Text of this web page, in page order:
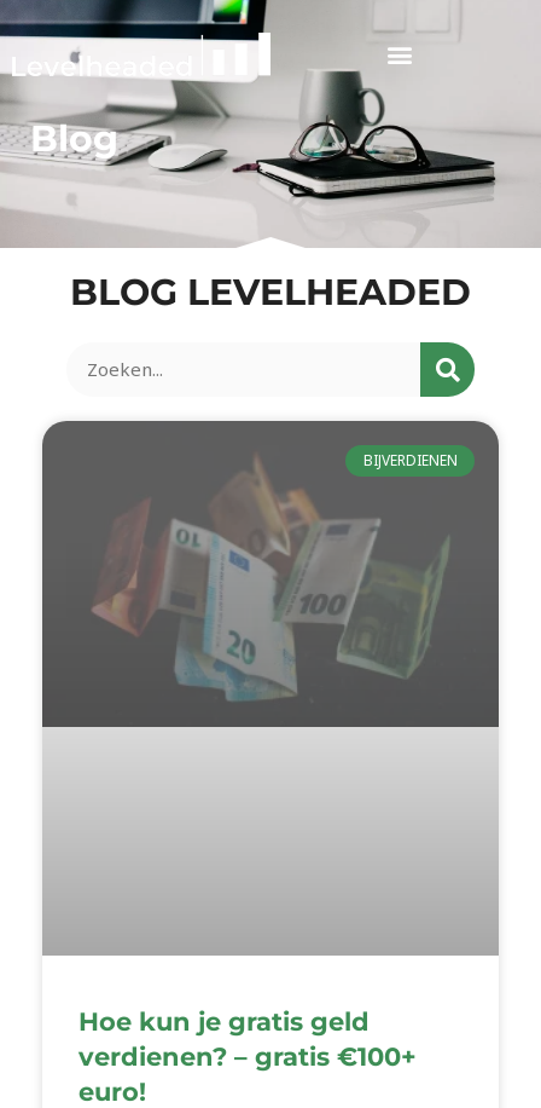
Blog
BLOG LEVELHEADED
BIJVERDIENEN
Hoe kun je gratis geld
verdienen? – gratis €100+
euro!